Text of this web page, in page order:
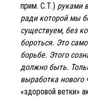
прим. С.Т.) руками
ради которой мы
существуем, без
бороться. Это
борьбе. Этого
должно быть.
выработка нового
«здоровой ветки»